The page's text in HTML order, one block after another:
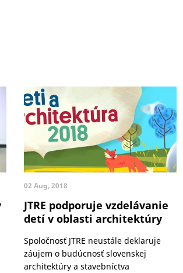
02 Aug, 2018
JTRE podporuje vzdelávanie
detí v oblasti architektúry
Spoločnosť JTRE neustále deklaruje
záujem o budúcnosť slovenskej
architektúry a stavebníctva